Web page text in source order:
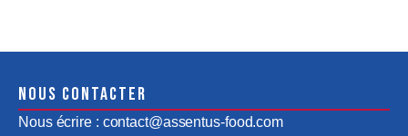
Nous contacter
Nous écrire : contact@assentus-food.com